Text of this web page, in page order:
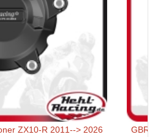
ZX10-R 2011--> 2026